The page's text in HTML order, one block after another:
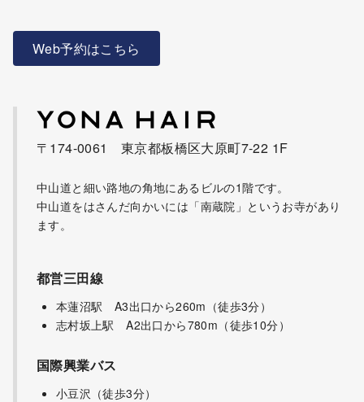
Web予約はこちら
〒174-0061 東京都板橋区大原町7-22 1F
中山道と細い路地の角地にあるビルの1階です。
中山道をはさんだ向かいには「南蔵院」というお寺があり
ます。
都営三田線
本蓮沼駅 A3出口から260m（徒歩3分）
志村坂上駅 A2出口から780m（徒歩10分）
国際興業バス
小豆沢（徒歩3分）